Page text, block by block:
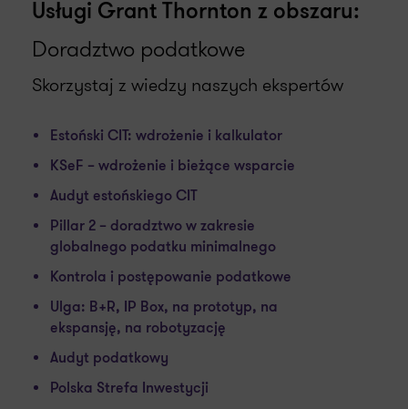
Usługi Grant Thornton z obszaru:
Doradztwo podatkowe
Skorzystaj z wiedzy naszych ekspertów
Estoński CIT: wdrożenie i kalkulator
KSeF – wdrożenie i bieżące wsparcie
Audyt estońskiego CIT
Pillar 2 – doradztwo w zakresie
globalnego podatku minimalnego
Kontrola i postępowanie podatkowe
Ulga: B+R, IP Box, na prototyp, na
ekspansję, na robotyzację
Audyt podatkowy
Polska Strefa Inwestycji